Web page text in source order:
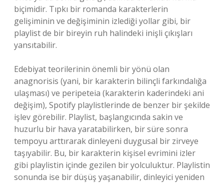
biçimidir. Tıpkı bir romanda karakterlerin
gelişiminin ve değişiminin izlediği yollar gibi, bir
playlist de bir bireyin ruh halindeki inişli çıkışları
yansıtabilir.
Edebiyat teorilerinin önemli bir yönü olan
anagnorisis (yani, bir karakterin bilinçli farkındalığa
ulaşması) ve peripeteia (karakterin kaderindeki ani
değişim), Spotify playlistlerinde de benzer bir şekilde
işlev görebilir. Playlist, başlangıcında sakin ve
huzurlu bir hava yaratabilirken, bir süre sonra
tempoyu arttırarak dinleyeni duygusal bir zirveye
taşıyabilir. Bu, bir karakterin kişisel evrimini izler
gibi playlistin içinde gezilen bir yolculuktur. Playlistin
sonunda ise bir düşüş yaşanabilir, dinleyici yeniden